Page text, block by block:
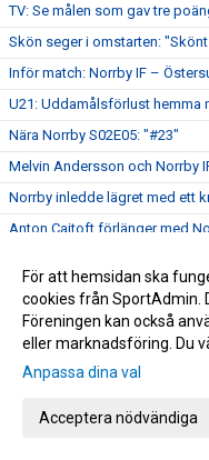
TV: Se målen som gav tre
Skön seger i omstarten:
Inför match: Norrby IF –
U21: Uddamålsförlust hemma
Nära Norrby S02E05: "#23"
Melvin Andersson och Norrby
Norrby inledde lägret med ett
Anton Cajtoft förlänger med
Inga poäng när Norrby
TV: Max Olsson om att
Inför match: IK Brage – Norrby
Norrby IF och Abbas
U21: Tung kväll på Borås Arena
För att hemsidan ska
cookies från SportAdmin.
Föreningen kan också
eller marknadsföring. Du
Anpassa dina val
Acceptera nödvändiga